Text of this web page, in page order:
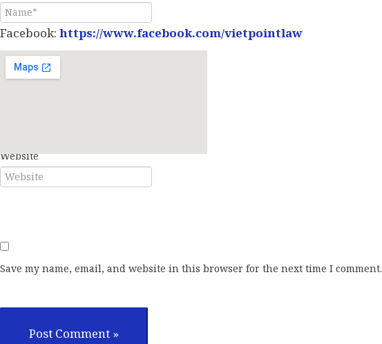
E-mail*
Website
Save my name, email, and website in this browser for the next time I comment.
Facebook: https://www.facebook.com/vietpointlaw